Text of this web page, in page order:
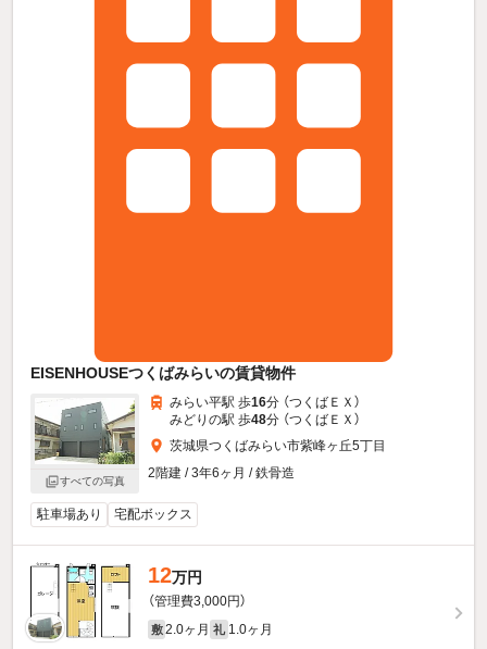
EISENHOUSEつくばみらいの賃貸物件
すべての写真
みらい平駅 歩16分 （つくばＥＸ）
みどりの駅 歩48分 （つくばＥＸ）
茨城県つくばみらい市紫峰ヶ丘5丁目
2階建 / 3年6ヶ月 / 鉄骨造
駐車場あり 宅配ボックス
12万円
（管理費3,000円）
敷 2.0ヶ月 礼 1.0ヶ月